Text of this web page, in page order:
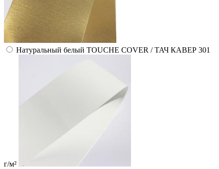
Натуральный белый TOUCHE COVER / ТАЧ КАВЕР 301
г/м²